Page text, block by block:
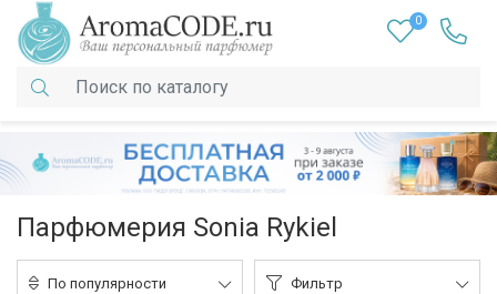
0
Парфюмерия Sonia Rykiel
По популярности Фильтр